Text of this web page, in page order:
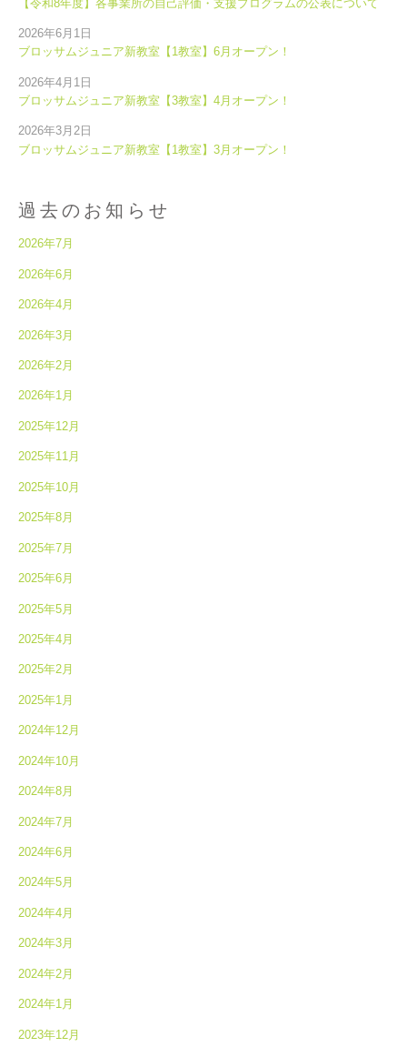
【令和8年度】各事業所の自己評価・支援プログラムの公表について
ブロッサムジュニア新教室【1教室】6月オープン！
2026年6月1日
ブロッサムジュニア新教室【3教室】4月オープン！
2026年4月1日
ブロッサムジュニア新教室【1教室】3月オープン！
2026年3月2日
過去のお知らせ
2026年7月
2026年6月
2026年4月
2026年3月
2026年2月
2026年1月
2025年12月
2025年11月
2025年10月
2025年8月
2025年7月
2025年6月
2025年5月
2025年4月
2025年2月
2025年1月
2024年12月
2024年10月
2024年8月
2024年7月
2024年6月
2024年5月
2024年4月
2024年3月
2024年2月
2024年1月
2023年12月